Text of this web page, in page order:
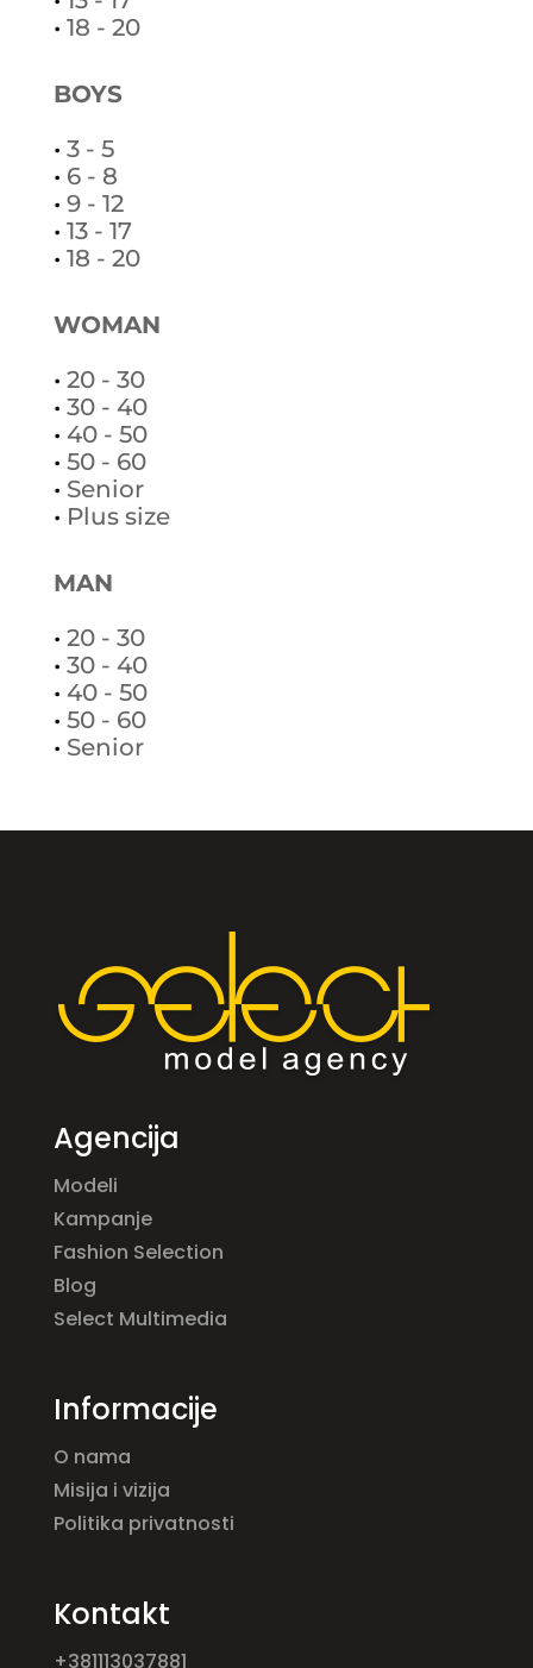
• 18 - 20
BOYS
• 3 - 5
• 6 - 8
• 9 - 12
• 13 - 17
• 18 - 20
WOMAN
• 20 - 30
• 30 - 40
• 40 - 50
• 50 - 60
• Senior
• Plus size
MAN
• 20 - 30
• 30 - 40
• 40 - 50
• 50 - 60
• Senior
Agencija
Modeli
Kampanje
Fashion Selection
Blog
Select Multimedia
Informacije
O nama
Misija i vizija
Politika privatnosti
Kontakt
+381113037881